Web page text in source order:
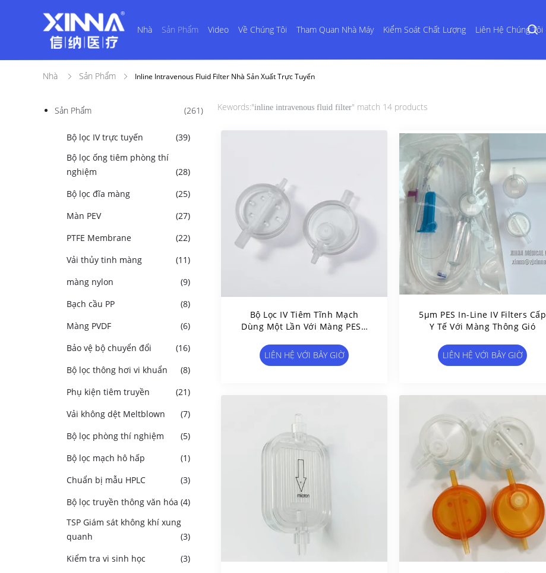
Nhà Sản Phẩm Video Về Chúng Tôi Tham Quan Nhà Máy Kiểm Soát Chất Lượng Liên Hệ Chúng Tôi
Nhà Sản Phẩm Inline Intravenous Fluid Filter Nhà Sản Xuất Trực Tuyến
Sản Phẩm (261)
Bộ lọc IV trực tuyến
(39)
Bộ lọc ống tiêm phòng thí
nghiệm
(28)
Bộ lọc đĩa màng
(25)
Màn PEV
(27)
PTFE Membrane
(22)
Vải thủy tinh màng
(11)
màng nylon
(9)
Bạch cầu PP
(8)
Màng PVDF
(6)
Bảo vệ bộ chuyển đổi
(16)
Bộ lọc thông hơi vi khuẩn
(8)
Phụ kiện tiêm truyền
(21)
Vải không dệt Meltblown
(7)
Bộ lọc phòng thí nghiệm
(5)
Bộ lọc mạch hô hấp
(1)
Chuẩn bị mẫu HPLC
(3)
Bộ lọc truyền thông văn hóa (4)
TSP Giám sát không khí xung
quanh
(3)
Kiểm tra vi sinh học
(3)
Kewords:"inline intravenous fluid filter" match 14 products
Bộ Lọc IV Tiêm Tĩnh Mạch
Dùng Một Lần Với Màng PES /
LIÊN HỆ VỚI BÂY GIỜ
5μm PES In-Line IV Filters Cấp
Y Tế Với Màng Thông Gió
LIÊN HỆ VỚI BÂY GIỜ